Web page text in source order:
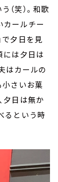
（笑）。和歌
カールチー
で夕日を見
には夕日は
はカールの
小さいお菓
夕日は無か
るという時